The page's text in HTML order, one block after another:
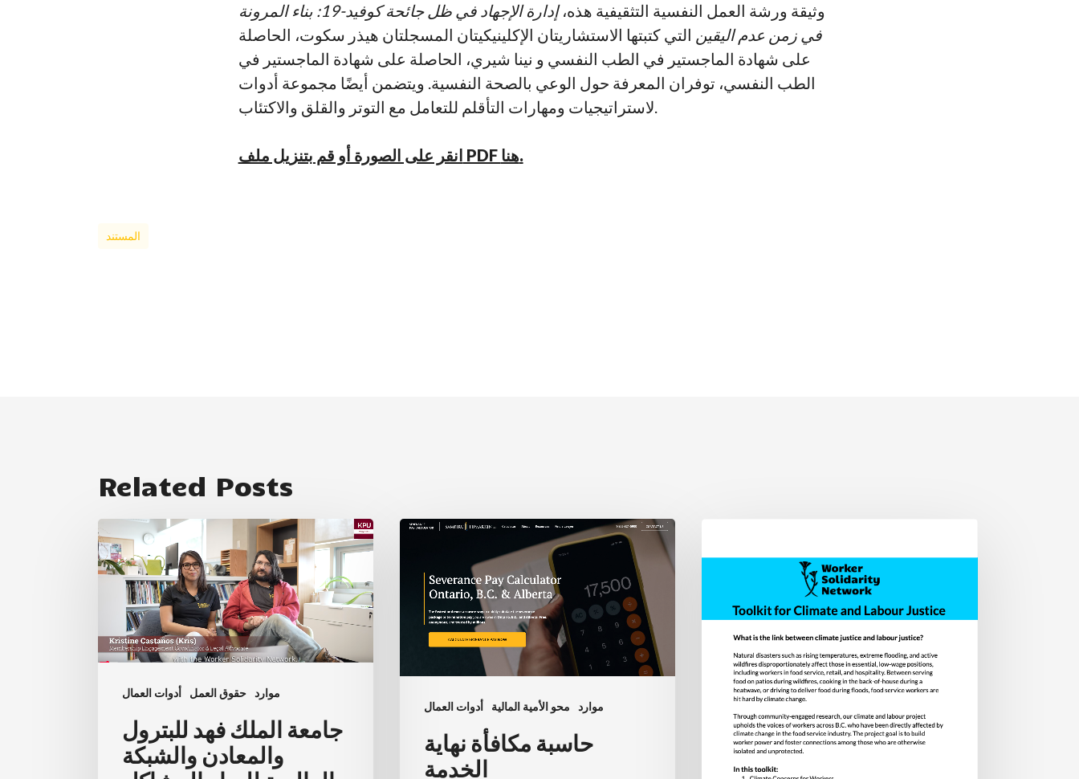
وثيقة ورشة العمل النفسية التثقيفية هذه،
إدارة الإجهاد في ظل جائحة كوفيد-19: بناء المرونة
في زمن عدم اليقين التي كتبتها الاستشاريتان الإكلينيكيتان المسجلتان هيذر سكوت، الحاصلة
على شهادة الماجستير في الطب النفسي و نينا شيري، الحاصلة على شهادة الماجستير في
الطب النفسي، توفران المعرفة حول الوعي بالصحة النفسية. ويتضمن أيضًا مجموعة أدوات
لاستراتيجيات ومهارات التأقلم للتعامل مع التوتر والقلق والاكتئاب.
انقر على الصورة أو قم بتنزيل ملف PDF هنا.
المستند
Related Posts
أدوات العمال حقوق العمل موارد
جامعة
الملك
فهد
للبترول
والمعادن
والشبكة
للمياه
المشاكل
الأكثر
شيوعًا
جامعة الملك فهد للبترول
والمعادن والشبكة
أدوات العمال محو الأمية المالية موارد
حاسبة
نهاية
الخدمة
حاسبة مكافأة نهاية
الخدمة
أدوات
المرأة
العالمية
للعدالة
المناخية
والعمالية